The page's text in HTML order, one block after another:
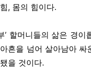
, 몸의 힘이다.
’ 할머니들의 삶은 경
흔을 넘어 살아남아
을 것이다.